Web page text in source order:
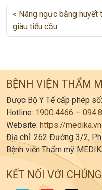
Nâng ngực bằng huyết
giàu tiểu cầu
BỆNH VIỆN THẨM
Được Bộ Y Tế cấp phép
Hotline: 1900.4466 –
Website: https://medika.vn
Địa chỉ: 262 Đường 3/2,
Bệnh viện Thẩm mỹ
KẾT NỐI VỚI